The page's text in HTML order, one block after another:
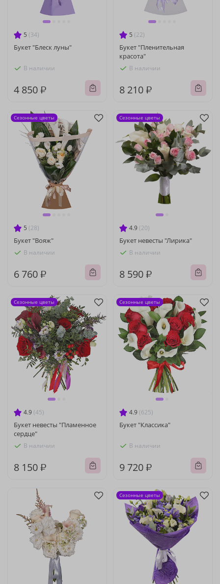
5 (34)
Букет "Блеск луны"
В наличии
4 850 ₽
5 (22)
Букет "Пленительная
красота"
В наличии
8 210 ₽
5 (28)
Букет "Вояж"
В наличии
6 760 ₽
Сезонные цветы
4.9 (20)
Букет невесты "Лирика"
В наличии
8 590 ₽
Сезонные цветы
4.9 (45)
Букет невесты "Пламенное
сердце"
В наличии
8 150 ₽
Сезонные цветы
4.9 (625)
Букет "Классика"
В наличии
9 720 ₽
Сезонные цветы
Сезонные цветы